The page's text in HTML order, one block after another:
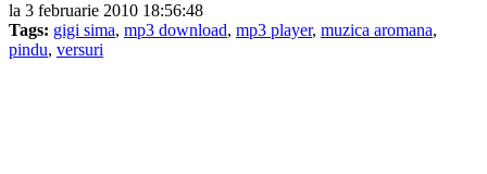
la 3 februarie 2010 18:56:48
Tags: gigi sima, mp3 download, mp3 player, muzica aromana,
pindu, versuri